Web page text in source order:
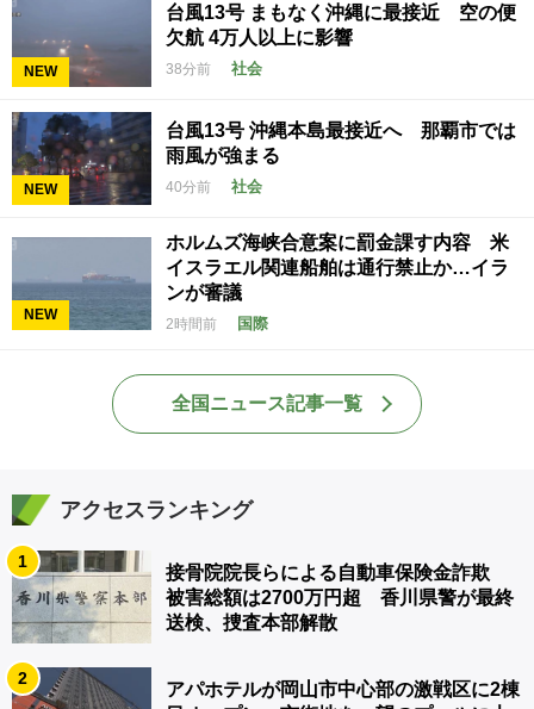
NEW
台風13号 まもなく沖縄に最接近 空の便
欠航 4万人以上に影響
38分前 社会
NEW
台風13号 沖縄本島最接近へ 那覇市では
雨風が強まる
40分前 社会
NEW
ホルムズ海峡合意案に罰金課す内容 米
イスラエル関連船舶は通行禁止か…イラ
ンが審議
2時間前 国際
全国ニュース記事一覧
アクセスランキング
1
接骨院院長らによる自動車保険金詐欺
被害総額は2700万円超 香川県警が最終
送検、捜査本部解散
2
アパホテルが岡山市中心部の激戦区に2棟